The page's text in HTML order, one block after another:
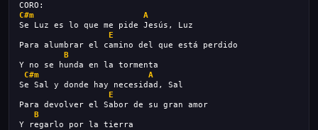
CORO:
C#m
A
Se Luz es lo que me pide Jesús, Luz
E
Para alumbrar el camino del que está perdido
B
Y no se hunda en la tormenta
C#m
A
Se Sal y donde hay necesidad, Sal
E
Para devolver el Sabor de su gran amor
B
Y regarlo por la tierra